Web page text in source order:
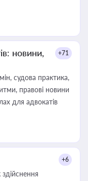
новини,
+71
судова практика,
правові новини
для адвокатів
+6